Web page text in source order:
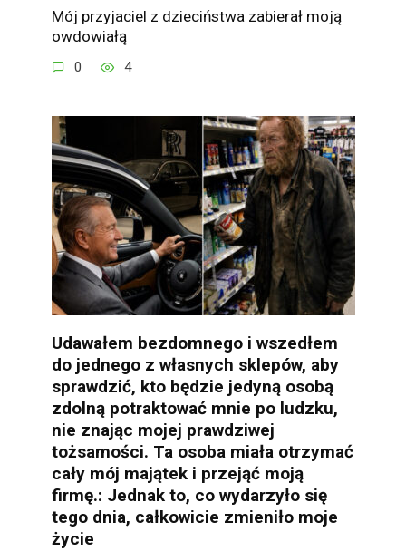
Mój przyjaciel z dzieciństwa zabierał moją
owdowiałą
0 4
Udawałem bezdomnego i wszedłem
do jednego z własnych sklepów, aby
sprawdzić, kto będzie jedyną osobą
zdolną potraktować mnie po ludzku,
nie znając mojej prawdziwej
tożsamości. Ta osoba miała otrzymać
cały mój majątek i przejąć moją
firmę.: Jednak to, co wydarzyło się
tego dnia, całkowicie zmieniło moje
życie